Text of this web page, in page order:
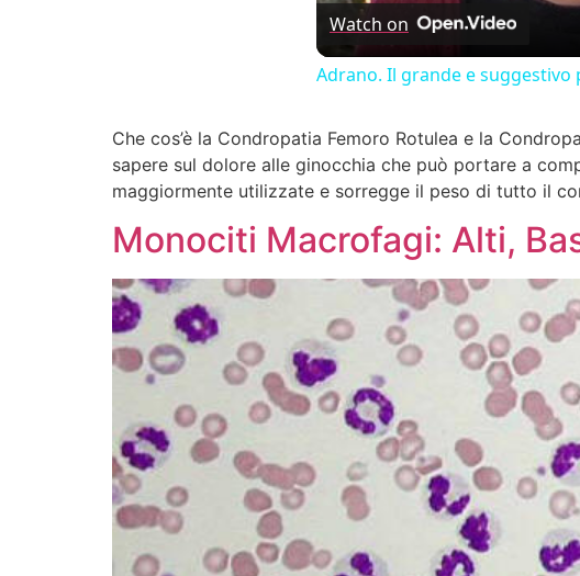
Watch on
Adrano. Il grande e suggestivo
Che cos’è la Condropatia Femoro Rotulea e la
sapere sul dolore alle ginocchia che può portare a
maggiormente utilizzate e sorregge il peso di tutto il
Monociti Macrofagi: Alti,